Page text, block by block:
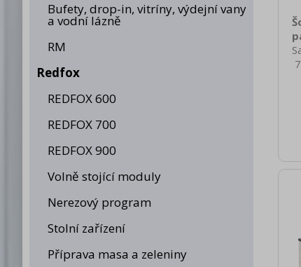
Bufety, drop-in, vitríny, výdejní vany
a vodní lázně
RM
Redfox
REDFOX 600
REDFOX 700
REDFOX 900
Volně stojící moduly
Nerezový program
Stolní zařízení
Příprava masa a zeleniny